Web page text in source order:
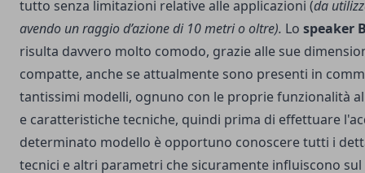
tutto senza limitazioni relative alle applicazioni (da
avendo un raggio d’azione di 10 metri o oltre). Lo speaker
risulta davvero molto comodo, grazie alle sue
compatte, anche se attualmente sono presenti in
tantissimi modelli, ognuno con le proprie funzionalità
e caratteristiche tecniche, quindi prima di effettuare
determinato modello è opportuno conoscere tutti i
tecnici e altri parametri che sicuramente influiscono